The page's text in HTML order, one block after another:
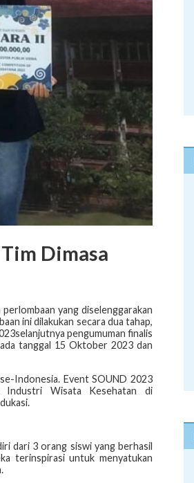
Dimasa
perlombaan yang diselenggarakan
ini dilakukan secara dua tahap,
pengumuman finalis
tanggal 15Oktober 2023 dan
Indonesia. Event SOUND 2023
Industri Wisata Kesehatan di
dari 3 orang siswi yang berhasil
terinspirasi untuk menyatukan